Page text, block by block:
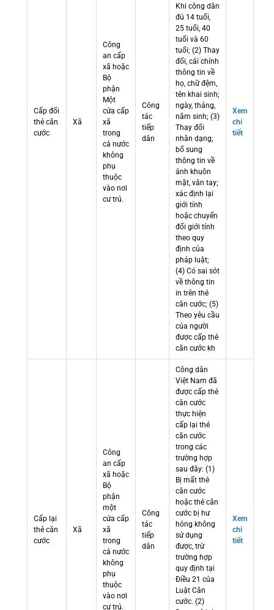
Cấp đổi
thẻ căn
cước
Xã
Công
an cấp
xã hoặc
Bộ
phận
Một
cửa cấp
xã
trong
cả nước
không
phụ
thuộc
vào nơi
cư trú.
Công
tác
tiếp
dân
Khi công dân
đủ 14 tuổi,
25 tuổi, 40
tuổi và 60
tuổi; (2) Thay
đổi, cải chính
thông tin về
họ, chữ đệm,
tên khai sinh;
ngày, tháng,
năm sinh; (3)
Thay đổi
nhân dạng;
bổ sung
thông tin về
ảnh khuôn
mặt, vân tay;
xác định lại
giới tính
hoặc chuyển
đổi giới tính
theo quy
định của
pháp luật;
(4) Có sai sót
về thông tin
in trên thẻ
căn cước; (5)
Theo yêu cầu
của người
được cấp thẻ
căn cước kh
Xem
chi
tiết
Cấp lại
thẻ căn
cước
Xã
Công
an cấp
xã hoặc
Bộ
phận
một
cửa cấp
xã
trong
cả nước
không
phụ
thuộc
vào nơi
cư trú.
Công
tác
tiếp
dân
Công dân
Việt Nam đã
được cấp thẻ
căn cước
thực hiện
cấp lại thẻ
căn cước
trong các
trường hợp
sau đây: (1)
Bị mất thẻ
căn cước
hoặc thẻ căn
cước bị hư
hỏng không
sử dụng
được, trừ
trường hợp
quy định tại
Điều 21 của
Luật Căn
cước. (2)
Xem
chi
tiết